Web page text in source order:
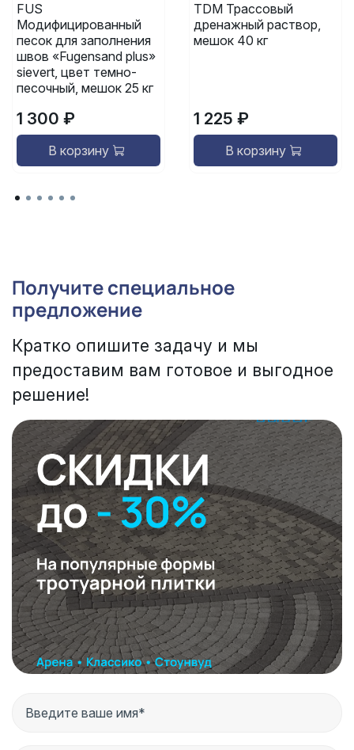
FUS
Модифицированный
песок для заполнения
швов «Fugensand plus»
sievert, цвет темно-
песочный, мешок 25 кг
1 300 ₽
В корзину
TDM Трассовый
дренажный раствор,
мешок 40 кг
1 225 ₽
В корзину
Получите специальное
предложение
Кратко опишите задачу и мы
предоставим вам готовое и выгодное
решение!